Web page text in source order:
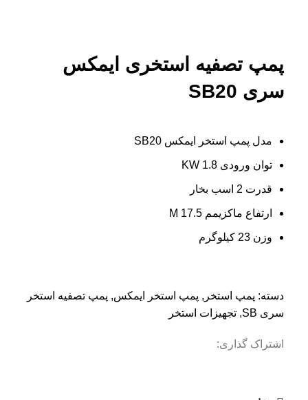
پمپ تصفیه استخری ایمکس
سری SB20
مدل پمپ استخر ایمکس SB20
توان ورودی 1.8 KW
قدرت 2 اسب بخار
ارتفاع ماکزیمم 17.5 M
وزن 23 کیلوگرم
دسته: پمپ استخر , پمپ استخر ایمکس, پمپ تصفیه استخر
سری SB
, تجهیزات استخر
اشتراک گذاری: